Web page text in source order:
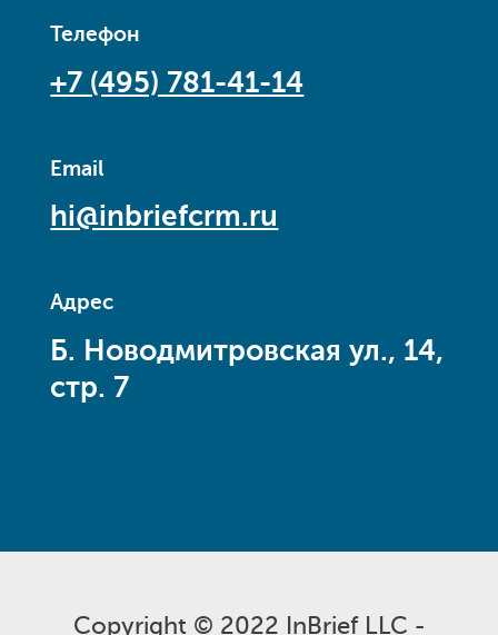
Телефон
+7 (495) 781-41-14
Email
hi@inbriefcrm.ru
Адрес
Б. Новодмитровская ул., 14,
стр. 7
Copyright © 2022 InBrief LLC -